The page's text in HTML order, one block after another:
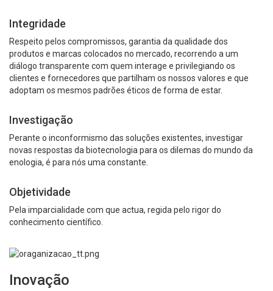
Integridade
Respeito pelos compromissos, garantia da qualidade dos
produtos e marcas colocados no mercado, recorrendo a um
diálogo transparente com quem interage e privilegiando os
clientes e fornecedores que partilham os nossos valores e que
adoptam os mesmos padrões éticos de forma de estar.
Investigação
Perante o inconformismo das soluções existentes, investigar
novas respostas da biotecnologia para os dilemas do mundo da
enologia, é para nós uma constante.
Objetividade
Pela imparcialidade com que actua, regida pelo rigor do
conhecimento científico.
Inovação